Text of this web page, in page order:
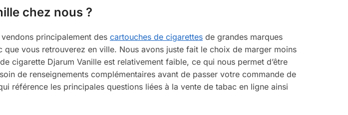
chez nous ?
principalement descartouches de cigarettes de grandes marques
vous retrouverez en ville. Nous avons juste fait le choix de marger moins
cigarette Djarum Vanille est relativement faible, ce qui nous permet d’être
de renseignements complémentaires avant de passer votre commande de
référence les principales questions liées à la vente de tabac en ligne ainsi